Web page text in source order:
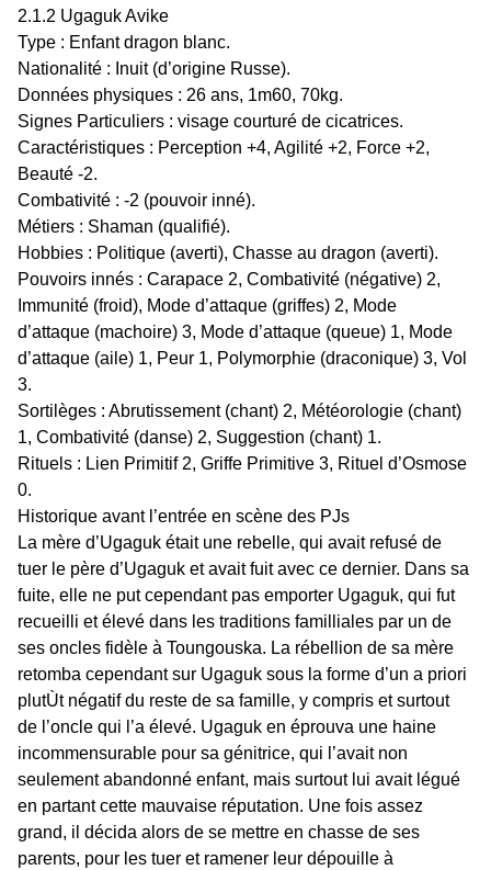
2.1.2 Ugaguk Avike
Type : Enfant dragon blanc.
Nationalité : Inuit (d’origine Russe).
Données physiques : 26 ans, 1m60, 70kg.
Signes Particuliers : visage courturé de cicatrices.
Caractéristiques : Perception +4, Agilité +2, Force +2,
Beauté -2.
Combativité : -2 (pouvoir inné).
Métiers : Shaman (qualifié).
Hobbies : Politique (averti), Chasse au dragon (averti).
Pouvoirs innés : Carapace 2, Combativité (négative) 2,
Immunité (froid), Mode d’attaque (griffes) 2, Mode
d’attaque (machoire) 3, Mode d’attaque (queue) 1, Mode
d’attaque (aile) 1, Peur 1, Polymorphie (draconique) 3, Vol
3.
Sortilèges : Abrutissement (chant) 2, Météorologie (chant)
1, Combativité (danse) 2, Suggestion (chant) 1.
Rituels : Lien Primitif 2, Griffe Primitive 3, Rituel d’Osmose
0.
Historique avant l’entrée en scène des PJs
La mère d’Ugaguk était une rebelle, qui avait refusé de
tuer le père d’Ugaguk et avait fuit avec ce dernier. Dans sa
fuite, elle ne put cependant pas emporter Ugaguk, qui fut
recueilli et élevé dans les traditions familliales par un de
ses oncles fidèle à Toungouska. La rébellion de sa mère
retomba cependant sur Ugaguk sous la forme d’un a priori
plutÙt négatif du reste de sa famille, y compris et surtout
de l’oncle qui l’a élevé. Ugaguk en éprouva une haine
incommensurable pour sa génitrice, qui l’avait non
seulement abandonné enfant, mais surtout lui avait légué
en partant cette mauvaise réputation. Une fois assez
grand, il décida alors de se mettre en chasse de ses
parents, pour les tuer et ramener leur dépouille à